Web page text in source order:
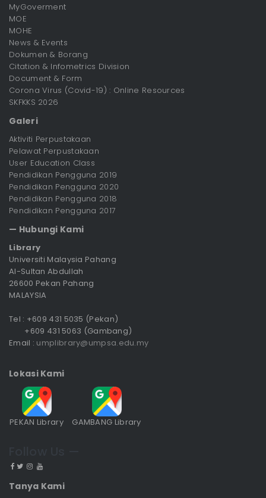
MyGoverment
MOE
MOHE
News & Events
Dokumen & Borang
Citation & Infometrics Division
Document & Form
Corona Virus (Covid-19) : Online Resources
SKFKKS 2026
Galeri
Aktiviti Perpustakaan
Pelawat Perpustakaan
User Education Class
Pendidikan Pengguna 2019
Pendidikan Pengguna 2020
Pendidikan Pengguna 2018
Pendidikan Pengguna 2017
— Hubungi Kami
Library
Universiti Malaysia Pahang
Al-Sultan Abdullah
26600 Pekan Pahang
MALAYSIA
Tel : +609 431 5035 (Pekan)
+609 431 5063 (Gambang)
Email : umplibrary@umpsa.edu.my
Lokasi Kami
PEKAN Library GAMBANG Library
Tanya Kami